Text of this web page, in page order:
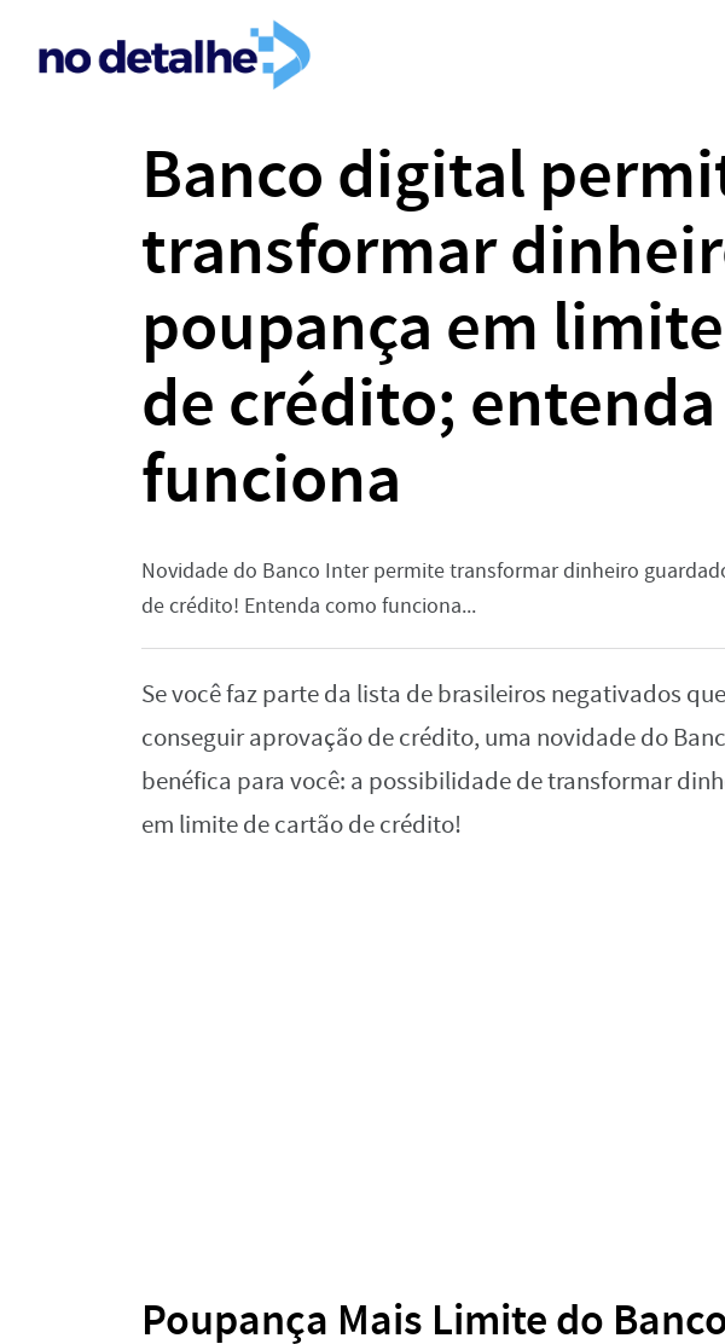
Banco digital
transformar
poupança em
de crédito;
funciona
Novidade do Banco Inter permite transformar dinheiro
de crédito! Entenda como funciona...
Se você faz parte da lista de brasileiros negativados
conseguir aprovação de crédito, uma novidade do
benéfica para você: a possibilidade de transformar
em limite de cartão de crédito!
Poupança Mais Limite do